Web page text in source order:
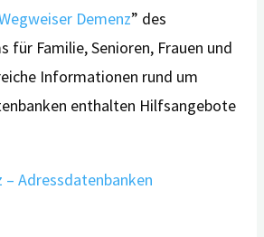
Demenz” des
für Familie, Senioren, Frauen und
Informationen rund um
enthalten Hilfsangebote
– Adressdatenbanken